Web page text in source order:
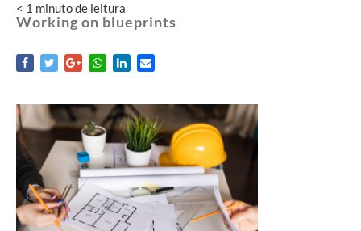
< 1 minutode leitura
Working on blueprints